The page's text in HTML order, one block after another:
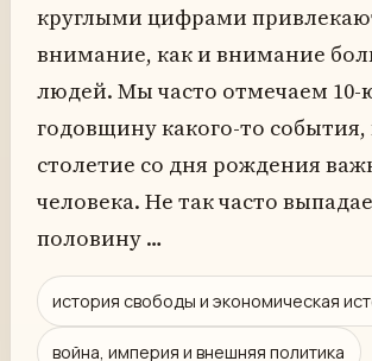
круглыми цифрами
внимание, как и внимание
людей. Мы часто отмечаем 10-
годовщину какого-то
столетие со дня рождения
человека. Не так часто
половину …
история свободы и экономическая
война, империя и внешняя политика